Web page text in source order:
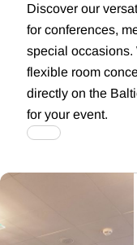
Discover our
for conferences,
special occasions.
flexible room
directly on the
for your event.